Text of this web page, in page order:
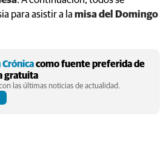
para asistir a la misa del Domingo
Crónicacomo fuente preferida de
gratuita
las últimas noticias de actualidad.